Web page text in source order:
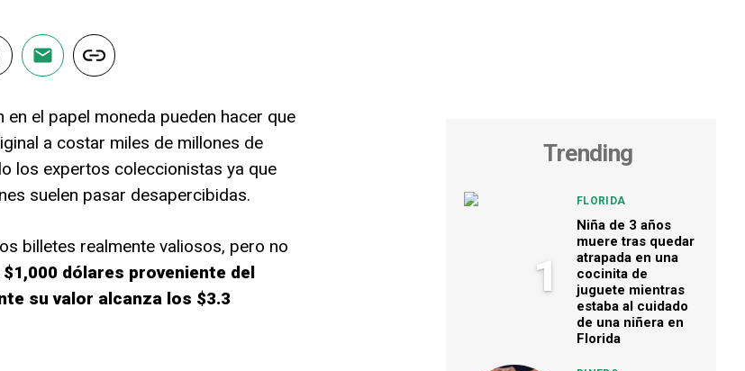
el papel moneda pueden hacer que
a costar miles de millones de
los expertos coleccionistas ya que
suelen pasar desapercibidas.
billetes realmente valiosos, pero no
dólares proveniente del
su valor alcanza los $3.3
Trending
1
FLORIDA
Niña de 3 años
muere tras quedar
atrapada en una
cocinita de
juguete mientras
estaba al cuidado
de una niñera en
Florida